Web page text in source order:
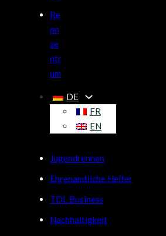
Re
nn
ze
ntr
um
DE
FR
EN
Jugendrennen
Ehrenamtliche Helfer
TDL Business
Nachhaltigkeit